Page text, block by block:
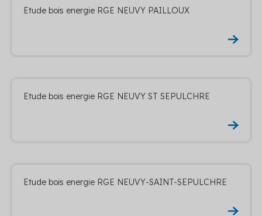
Etude bois energie RGE NEUVY PAILLOUX
Etude bois energie RGE NEUVY ST SEPULCHRE
Etude bois energie RGE NEUVY-SAINT-SEPULCHRE